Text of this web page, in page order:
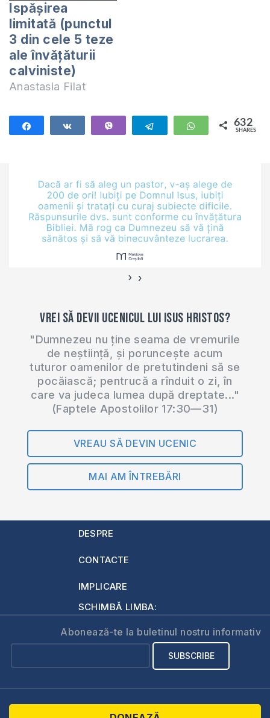
Ispășirea
limitată (punctul
3 din cele 5 teze
ale învățăturii
calviniste)
Anastasia Filat
Telegram WhatsApp
632
SHARES
‹ ›
Vrei să devii ucenicul lui Isus Hristos?
"Dumnezeu nu ține seama de vremurile
de neștiință, și poruncește acum
tuturor oamenilor de pretutindeni să se
pocăiască; pentrucă a rînduit o zi, în
care va judeca lumea după dreptate..."
(Faptele Apostolilor 17:30—31)
VREAU SĂ DEVIN UCENIC
MAI AM ÎNTREBĂRI
DESPRE
CONTACTE
IMPLICARE
SCHIMBĂ LIMBA:
Abonează-te la buletinul nostru informativ